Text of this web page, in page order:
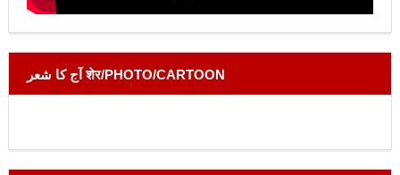
آج کا شعر शेर/PHOTO/CARTOON